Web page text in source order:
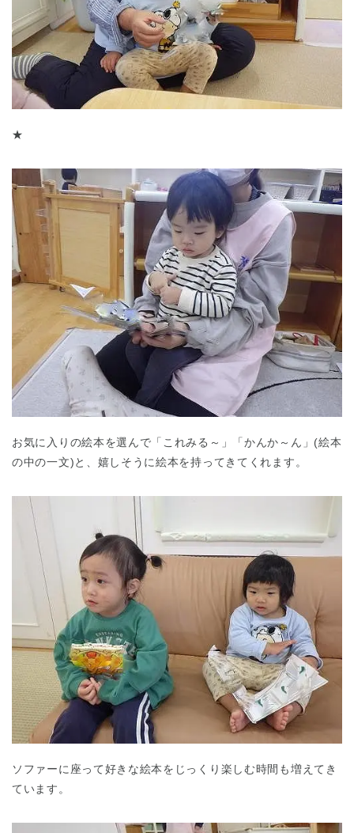
神奈川県 神奈川県 全域
千葉県 千葉県 全域
埼玉県 埼玉県 全域
兵庫県 兵庫県 全域
★
お気に入りの絵本を選んで「これみる～」「かんか～ん」(絵本
の中の一文)と、嬉しそうに絵本を持ってきてくれます。
ソファーに座って好きな絵本をじっくり楽しむ時間も増えてき
ています。